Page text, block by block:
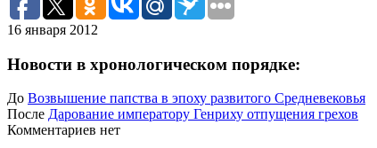
16 января 2012
Новости в хронологическом порядке:
До Возвышение папства в эпоху развитого Средневековья
После Дарование императору Генриху отпущения грехов
Комментариев нет